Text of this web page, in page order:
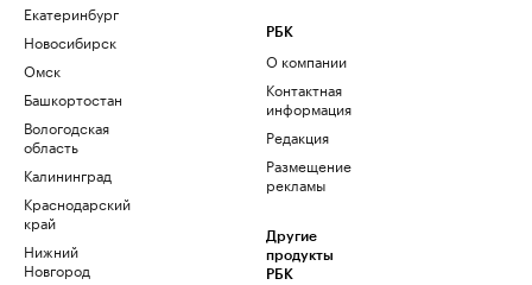
Екатеринбург
Новосибирск
Омск
Башкортостан
Вологодская
область
Калининград
Краснодарский
край
Нижний
Новгород
РБК
О компании
Контактная
информация
Редакция
Размещение
рекламы
Другие
продукты
РБК